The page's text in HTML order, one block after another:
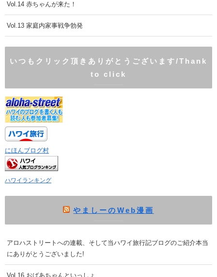
Vol.14 赤ちゃんが来た！
Vol.13 家庭内家事戦争勃発
いつもクリック頂きありがとうございます/Thank
to click
にほんブログ村
ハワイランキング
やましーのWeb漫画
アロハストリートへの連載、そして当ハワイ旅行記ブログのご紹介本当
にありがとうございました!
Vol.16 おばあちゃんといっしょ